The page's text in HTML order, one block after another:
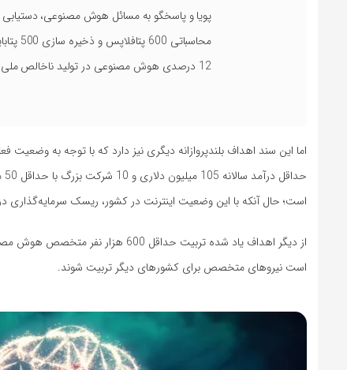
12 درصدی هوش مصنوعی در تولید ناخالص ملی در سال 1410»
است؛ حال آنکه با این وضعیت اینترنت در کشور، ریسک سرمایه‌گذاری
از دیگر اهداف یاد شده تربیت
است نیروهای متخصص برای کشورهای دیگر تربیت شوند.